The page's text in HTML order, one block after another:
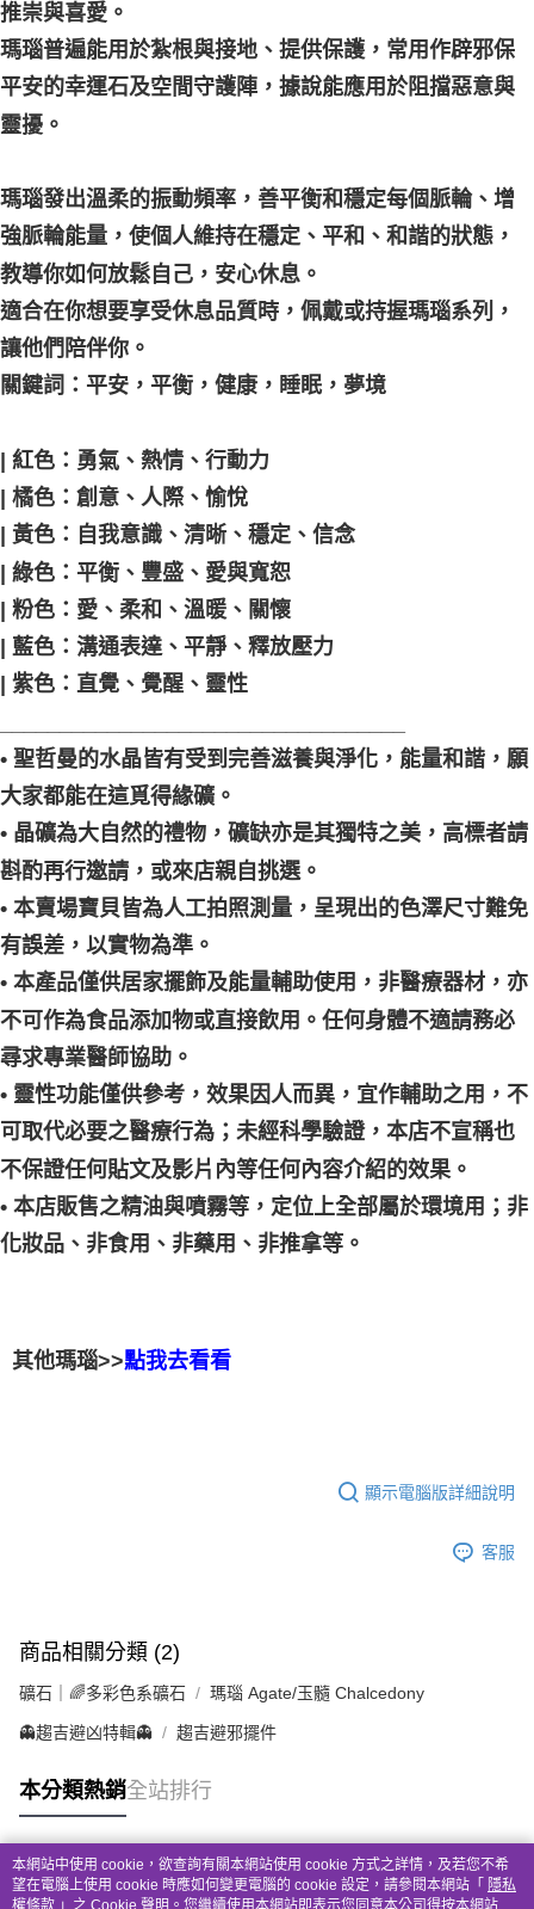
推崇與喜愛。
瑪瑙普遍能用於紮根與接地、提供保護，常用作辟邪保
平安的幸運石及空間守護陣，據說能應用於阻擋惡意與
靈擾。
瑪瑙發出溫柔的振動頻率，善平衡和穩定每個脈輪、增
強脈輪能量，使個人維持在穩定、平和、和諧的狀態，
教導你如何放鬆自己，安心休息。
適合在你想要享受休息品質時，佩戴或持握瑪瑙系列，
讓他們陪伴你。
關鍵詞：平安，平衡，健康，睡眠，夢境
| 紅色：勇氣、熱情、行動力
| 橘色：創意、人際、愉悅
| 黃色：自我意識、清晰、穩定、信念
| 綠色：平衡、豐盛、愛與寬恕
| 粉色：愛、柔和、溫暖、關懷
| 藍色：溝通表達、平靜、釋放壓力
| 紫色：直覺、覺醒、靈性
• 聖哲曼的水晶皆有受到完善滋養與淨化，能量和諧，願
大家都能在這覓得緣礦。
• 晶礦為大自然的禮物，礦缺亦是其獨特之美，高標者請
斟酌再行邀請，或來店親自挑選。
• 本賣場寶貝皆為人工拍照測量，呈現出的色澤尺寸難免
有誤差，以實物為準。
• 本產品僅供居家擺飾及能量輔助使用，非醫療器材，亦
不可作為食品添加物或直接飲用。任何身體不適請務必
尋求專業醫師協助。
• 靈性功能僅供參考，效果因人而異，宜作輔助之用，不
可取代必要之醫療行為；未經科學驗證，本店不宣稱也
不保證任何貼文及影片內等任何內容介紹的效果。
• 本店販售之精油與噴霧等，定位上全部屬於環境用；非
化妝品、非食用、非藥用、非推拿等。
其他瑪瑙>>點我去看看
顯示電腦版詳細說明
客服
商品相關分類 (2)
礦石｜🌈多彩色系礦石 瑪瑙 Agate/玉髓 Chalcedony
👻趨吉避凶特輯👻 趨吉避邪擺件
本分類熱銷全站排行
熱門標籤
本網站中使用 cookie，欲查詢有關本網站使用 cookie 方式之詳情，及若您不希
望在電腦上使用 cookie 時應如何變更電腦的 cookie 設定，請參閱本網站「 隱私
權條款 」之 Cookie 聲明。您繼續使用本網站即表示您同意本公司得按本網站使